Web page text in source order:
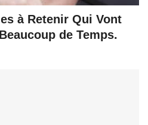
à Retenir Qui Vont
de Temps.